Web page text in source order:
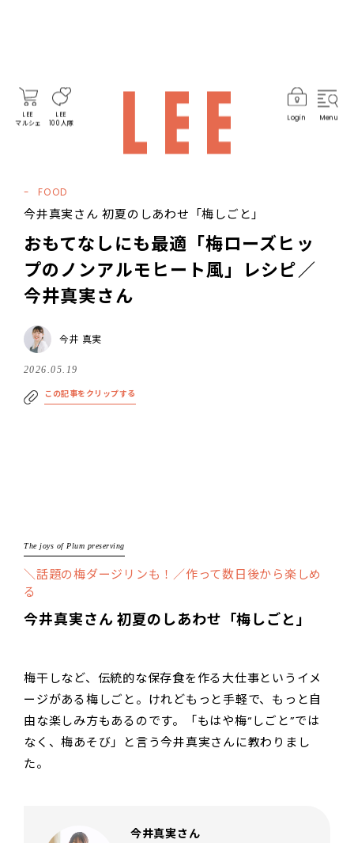
LEE
マルシェ
LEE
100人隊
Login Menu
FOOD
今井真実さん 初夏のしあわせ「梅しごと」
おもてなしにも最適「梅ローズヒッ
プのノンアルモヒート風」レシピ／
今井真実さん
今井 真実
2026.05.19
この記事をクリップする
The joys of Plum preserving
＼話題の梅ダージリンも！／作って数日後から楽しめ
る
今井真実さん 初夏のしあわせ「梅しごと」
梅干しなど、伝統的な保存食を作る大仕事というイメ
ージがある梅しごと。けれどもっと手軽で、もっと自
由な楽しみ方もあるのです。「もはや梅“しごと”では
なく、梅あそび」と言う今井真実さんに教わりまし
た。
今井真実さん